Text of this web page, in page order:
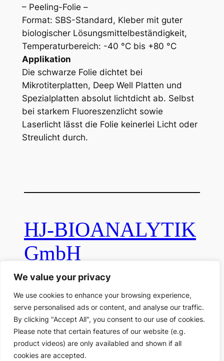
We value your privacy
We use cookies to enhance your browsing experience,
serve personalised ads or content, and analyse our traffic.
By clicking "Accept All", you consent to our use of cookies.
Please note that certain features of our website (e.g.
product videos) are only availabled and shown if all
cookies are accepted.
– Peeling-Folie –
Format: SBS-Standard, Kleber mit guter
biologischer Lösungsmittelbeständigkeit,
Temperaturbereich: -40 °C bis +80 °C
Applikation
Die schwarze Folie dichtet bei
Mikrotiterplatten, Deep Well Platten und
Spezialplatten absolut lichtdicht ab. Selbst
bei starkem Fluoreszenzlicht sowie
Laserlicht lässt die Folie keinerlei Licht oder
Streulicht durch.
HJ-BIOANALYTIK
GmbH
Ferdinand-Clasen-Str. 34, D-41812
Erkelenz
E-Mail: info(at)hj-bioanalytik.de
Impressum Datenschutzerklärung